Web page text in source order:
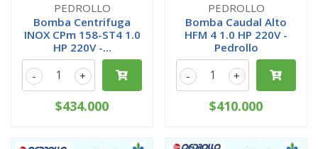
PEDROLLO
Bomba Centrifuga
INOX CPm 158-ST4 1.0
HP 220V -...
+
-
$434.000
PEDROLLO
Bomba Caudal Alto
HFM 4 1.0 HP 220V -
Pedrollo
+
-
$410.000